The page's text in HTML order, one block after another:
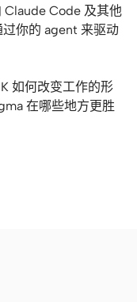
Claude Code 及其他
你的 agent 来驱动
如何改变工作的形
在哪些地方更胜